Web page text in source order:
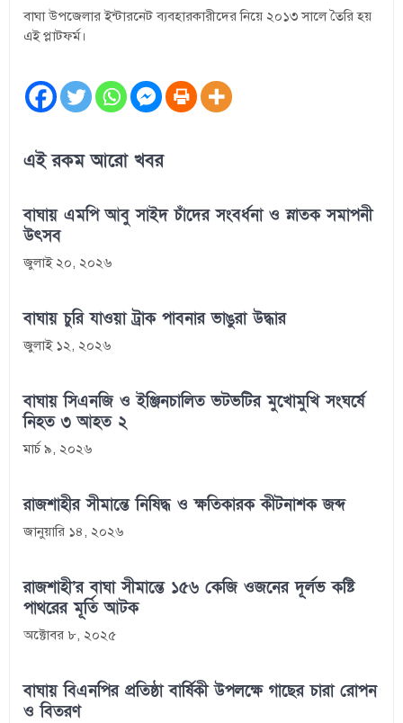
বাঘা উপজেলার ইন্টারনেট ব্যবহারকারীদের নিয়ে ২০১৩ সালে তৈরি হয়
এই প্লাটফর্ম।
এই রকম আরো খবর
বাঘায় এমপি আবু সাইদ চাঁদের সংবর্ধনা ও স্নাতক সমাপনী
উৎসব
জুলাই ২০, ২০২৬
বাঘায় চুরি যাওয়া ট্রাক পাবনার ভাঙুরা উদ্ধার
জুলাই ১২, ২০২৬
বাঘায় সিএনজি ও ইঞ্জিনচালিত ভটভটির মুখোমুখি সংঘর্ষে
নিহত ৩ আহত ২
মার্চ ৯, ২০২৬
রাজশাহীর সীমান্তে নিষিদ্ধ ও ক্ষতিকারক কীটনাশক জব্দ
জানুয়ারি ১৪, ২০২৬
রাজশাহী’র বাঘা সীমান্তে ১৫৬ কেজি ওজনের দূর্লভ কষ্টি
পাথরের মূর্তি আটক
অক্টোবর ৮, ২০২৫
বাঘায় বিএনপির প্রতিষ্ঠা বার্ষিকী উপলক্ষে গাছের চারা রোপন
ও বিতরণ